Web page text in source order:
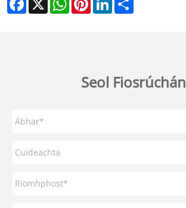
Seol Fiosrúchán